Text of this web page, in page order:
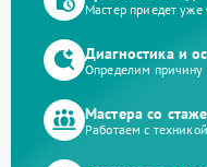
Мастер приедет
Диагностика и
Определим причину
Мастера со
Работаем с